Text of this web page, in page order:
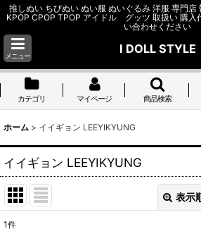
推しぬい ちびぬい ぬい服 ぬいぐるみ 洋服 専門
KPOP CPOP TPOP アイドル グッツ 取扱い 購入
い合わせください
メニュー
I DOLL STYLE
カテゴリ マイページ 商品検索
ホーム > イイギョン LEEYIKYUNG
イイギョン LEEYIKYUNG
表示
1件